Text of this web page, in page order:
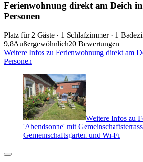
Ferienwohnung direkt am Deich
Personen
Platz für 2 Gäste · 1 Schlafzimmer · 1
9,8Außergewöhnlich20 Bewertungen
Weitere Infos zu Ferienwohnung direkt am
Personen
Weitere Infos zu
'Abendsonne' mit
Gemeinschaftsgarten und Wi-Fi